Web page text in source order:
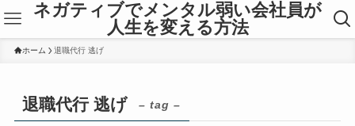
ネガティブでメンタル弱い会社員が
人生を変える方法
ホーム 退職代行 逃げ
退職代行 逃げ – tag –